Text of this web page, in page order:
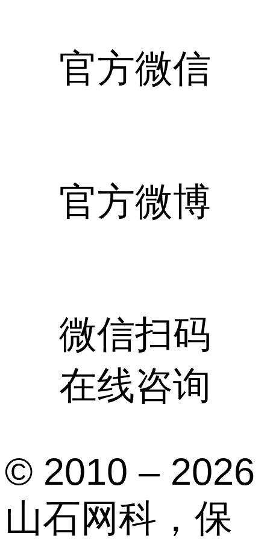
官方微信
官方微博
微信扫码
在线咨询
© 2010 – 2026
山石网科，保